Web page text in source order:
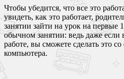
Чтобы убедится, что все это
увидеть, как это работает,
занятии зайти на урок на
обычном занятии: ведь даже если
работе, вы сможете сделать это со
компьютера.